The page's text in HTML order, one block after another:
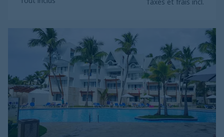
Taxes et frais incl.
Marina
Trademark
by
Wyndham
All
Inclusive